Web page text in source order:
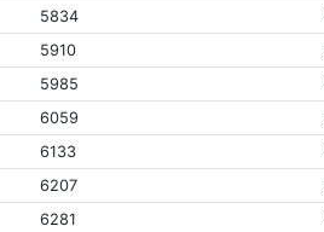
5834
5910
5985
6059
6133
6207
6281